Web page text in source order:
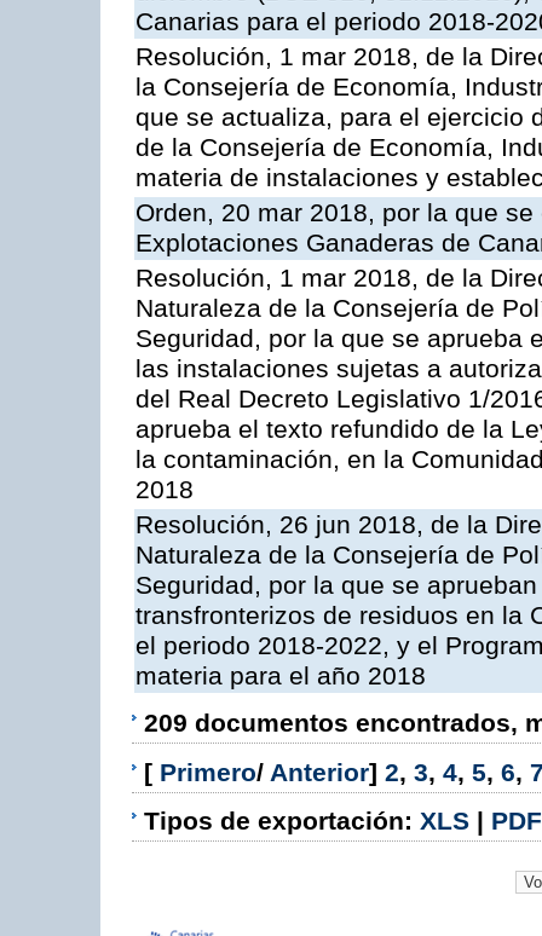
Canarias para el periodo 2018-
Resolución, 1 mar 2018, de la
la Consejería de Economía,
que se actualiza, para el ejercicio
de la Consejería de Economía,
materia de instalaciones y
Orden, 20 mar 2018, por la que
Explotaciones Ganaderas de
Resolución, 1 mar 2018, de la
Naturaleza de la Consejería de
Seguridad, por la que se aprueba
las instalaciones sujetas a
del Real Decreto Legislativo 1/
aprueba el texto refundido de la
la contaminación, en la
2018
Resolución, 26 jun 2018, de la
Naturaleza de la Consejería de
Seguridad, por la que se
transfronterizos de residuos en la
el periodo 2018-2022, y el
materia para el año 2018
209 documentos encontrados,
[ Primero/ Anterior] 2, 3, 4, 5, 6,
Tipos de exportación: XLS | PDF